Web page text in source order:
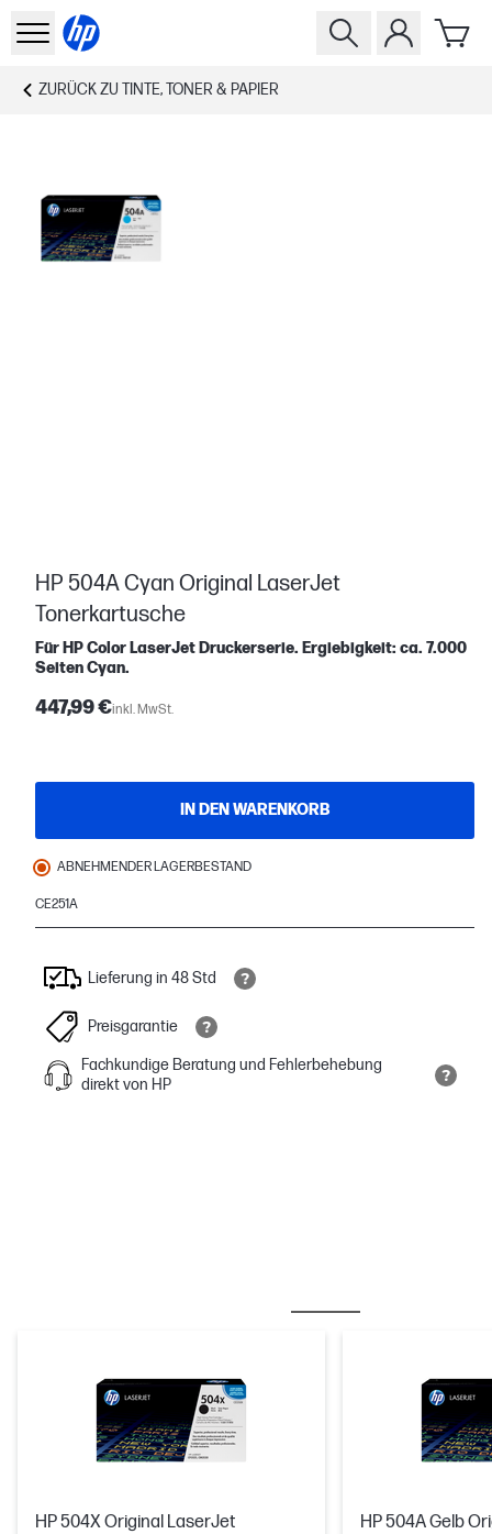
ZURÜCK ZU TINTE, TONER & PAPIER
HP 504A Cyan Original LaserJet
Tonerkartusche
Für HP Color LaserJet Druckerserie. Ergiebigkeit: ca. 7.000
Seiten Cyan.
447,99 €inkl. MwSt.
IN DEN WARENKORB
ABNEHMENDER LAGERBESTAND
CE251A
Lieferung in 48 Std
Preisgarantie
Fachkundige Beratung und Fehlerbehebung
direkt von HP
HP 504X Original LaserJet
HP 504A Gelb